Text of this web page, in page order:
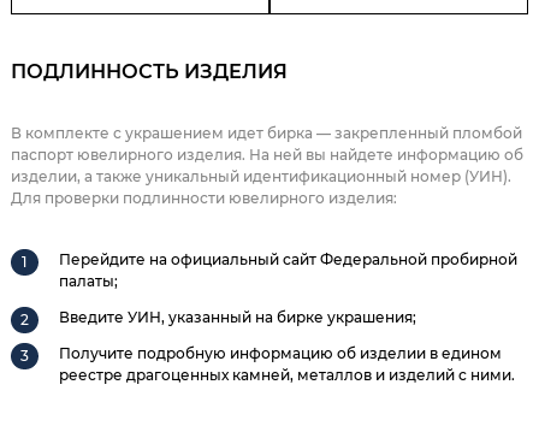
ПОДЛИННОСТЬ ИЗДЕЛИЯ
В комплекте с украшением идет бирка — закрепленный пломбой
паспорт ювелирного изделия. На ней вы найдете информацию об
изделии, а также уникальный идентификационный номер (УИН).
Для проверки подлинности ювелирного изделия:
Перейдите на официальный сайт Федеральной пробирной
палаты;
Введите УИН, указанный на бирке украшения;
Получите подробную информацию об изделии в едином
реестре драгоценных камней, металлов и изделий с ними.